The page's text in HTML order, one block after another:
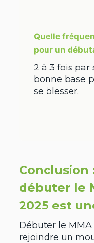
Quelle
pour un
2 à 3 fois par
bonne base
se blesser.
Conclusion
débuter le
2025 est
Débuter le MMA
rejoindre un